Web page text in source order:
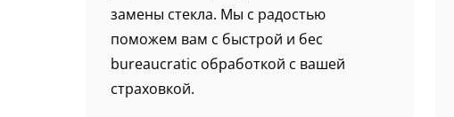
замены стекла. Мы с радостью
поможем вам с быстрой и бес
bureaucratic обработкой с вашей
страховкой.